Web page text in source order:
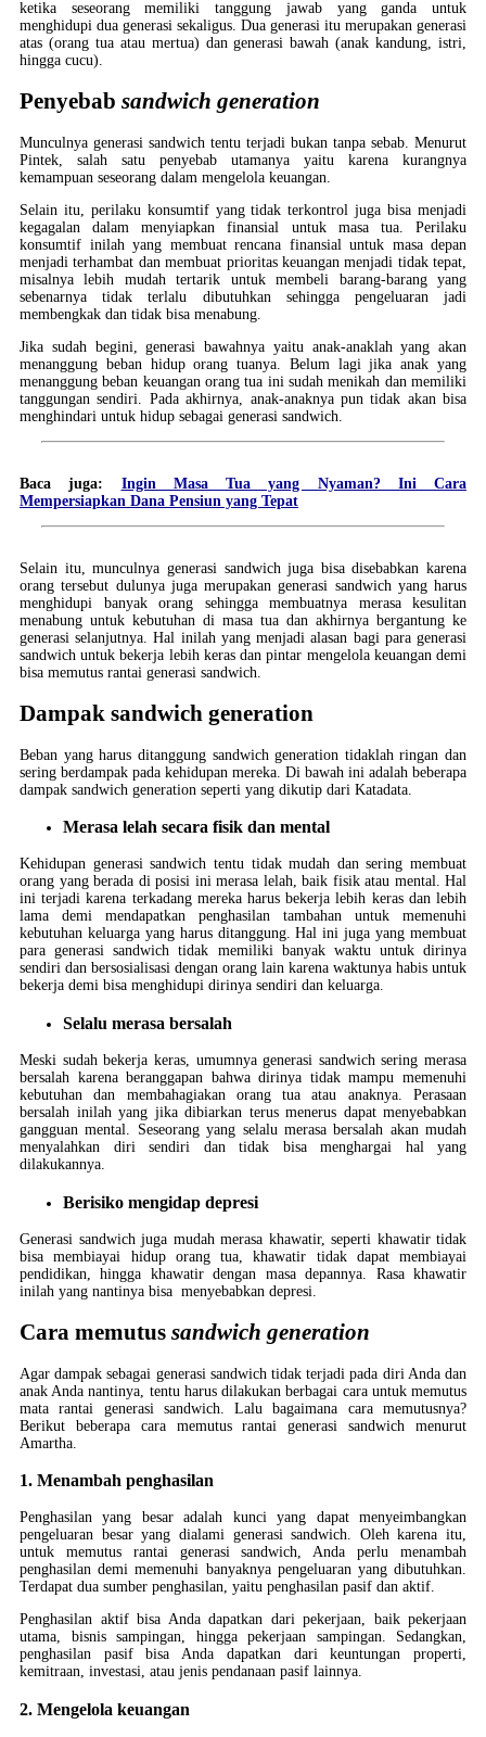
ketika seseorang memiliki tanggung jawab yang ganda untuk
menghidupi dua generasi sekaligus. Dua generasi itu merupakan generasi
atas (orang tua atau mertua) dan generasi bawah (anak kandung, istri,
hingga cucu).
Penyebab sandwich generation
Munculnya generasi sandwich tentu terjadi bukan tanpa sebab. Menurut
Pintek, salah satu penyebab utamanya yaitu karena kurangnya
kemampuan seseorang dalam mengelola keuangan.
Selain itu, perilaku konsumtif yang tidak terkontrol juga bisa menjadi
kegagalan dalam menyiapkan finansial untuk masa tua. Perilaku
konsumtif inilah yang membuat rencana finansial untuk masa depan
menjadi terhambat dan membuat prioritas keuangan menjadi tidak tepat,
misalnya lebih mudah tertarik untuk membeli barang-barang yang
sebenarnya tidak terlalu dibutuhkan sehingga pengeluaran jadi
membengkak dan tidak bisa menabung.
Jika sudah begini, generasi bawahnya yaitu anak-anaklah yang akan
menanggung beban hidup orang tuanya. Belum lagi jika anak yang
menanggung beban keuangan orang tua ini sudah menikah dan memiliki
tanggungan sendiri. Pada akhirnya, anak-anaknya pun tidak akan bisa
menghindari untuk hidup sebagai generasi sandwich.
Baca juga: Ingin Masa Tua yang Nyaman? Ini Cara
Mempersiapkan Dana Pensiun yang Tepat
Selain itu, munculnya generasi sandwich juga bisa disebabkan karena
orang tersebut dulunya juga merupakan generasi sandwich yang harus
menghidupi banyak orang sehingga membuatnya merasa kesulitan
menabung untuk kebutuhan di masa tua dan akhirnya bergantung ke
generasi selanjutnya. Hal inilah yang menjadi alasan bagi para generasi
sandwich untuk bekerja lebih keras dan pintar mengelola keuangan demi
bisa memutus rantai generasi sandwich.
Dampak sandwich generation
Beban yang harus ditanggung sandwich generation tidaklah ringan dan
sering berdampak pada kehidupan mereka. Di bawah ini adalah beberapa
dampak sandwich generation seperti yang dikutip dari Katadata.
Merasa lelah secara fisik dan mental
Kehidupan generasi sandwich tentu tidak mudah dan sering membuat
orang yang berada di posisi ini merasa lelah, baik fisik atau mental. Hal
ini terjadi karena terkadang mereka harus bekerja lebih keras dan lebih
lama demi mendapatkan penghasilan tambahan untuk memenuhi
kebutuhan keluarga yang harus ditanggung. Hal ini juga yang membuat
para generasi sandwich tidak memiliki banyak waktu untuk dirinya
sendiri dan bersosialisasi dengan orang lain karena waktunya habis untuk
bekerja demi bisa menghidupi dirinya sendiri dan keluarga.
Selalu merasa bersalah
Meski sudah bekerja keras, umumnya generasi sandwich sering merasa
bersalah karena beranggapan bahwa dirinya tidak mampu memenuhi
kebutuhan dan membahagiakan orang tua atau anaknya. Perasaan
bersalah inilah yang jika dibiarkan terus menerus dapat menyebabkan
gangguan mental. Seseorang yang selalu merasa bersalah akan mudah
menyalahkan diri sendiri dan tidak bisa menghargai hal yang
dilakukannya.
Berisiko mengidap depresi
Generasi sandwich juga mudah merasa khawatir, seperti khawatir tidak
bisa membiayai hidup orang tua, khawatir tidak dapat membiayai
pendidikan, hingga khawatir dengan masa depannya. Rasa khawatir
inilah yang nantinya bisa menyebabkan depresi.
Cara memutus sandwich generation
Agar dampak sebagai generasi sandwich tidak terjadi pada diri Anda dan
anak Anda nantinya, tentu harus dilakukan berbagai cara untuk memutus
mata rantai generasi sandwich. Lalu bagaimana cara memutusnya?
Berikut beberapa cara memutus rantai generasi sandwich menurut
Amartha.
1. Menambah penghasilan
Penghasilan yang besar adalah kunci yang dapat menyeimbangkan
pengeluaran besar yang dialami generasi sandwich. Oleh karena itu,
untuk memutus rantai generasi sandwich, Anda perlu menambah
penghasilan demi memenuhi banyaknya pengeluaran yang dibutuhkan.
Terdapat dua sumber penghasilan, yaitu penghasilan pasif dan aktif.
Penghasilan aktif bisa Anda dapatkan dari pekerjaan, baik pekerjaan
utama, bisnis sampingan, hingga pekerjaan sampingan. Sedangkan,
penghasilan pasif bisa Anda dapatkan dari keuntungan properti,
kemitraan, investasi, atau jenis pendanaan pasif lainnya.
2. Mengelola keuangan